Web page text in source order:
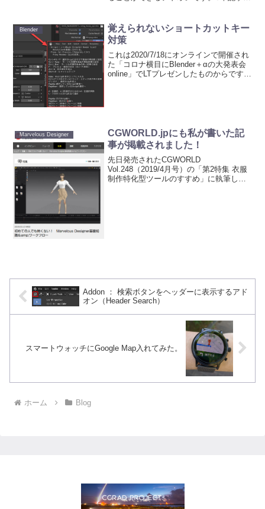
方法】作者のGithubのページ...
Blender
覚えられないショートカットキー
対策
これは2020/7/18にオンラインで開催され
た「コロナ横目にBlender＋αの大発表会
online」でLTプレゼンしたものからです。
Marvelous Designer
CGWORLD.jpにも私が書いた記
事が掲載されました！
先日発売されたCGWORLD
Vol.248（2019/4月号）の「第2特集 衣服
制作特化型ツールのすすめ」に執筆した
Addon ： 検索ボタンをヘッダーに表示するアド
オン（Header Search）
スマートウォッチにGoogle Map入れてみた。
ホーム Blog